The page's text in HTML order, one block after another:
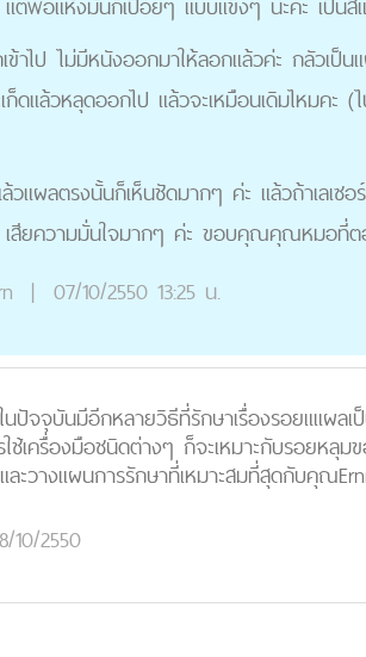
าไป ไม่มีหนังออกมาให้ลอกแล้วค่ะ กลัวเป็
ก็ดแล้วหลุดออกไป แล้วจะเหมือนเดิมไหมค
แผลตรงนั้นก็เห็นชัดมากๆ ค่ะ แล้วถ้าเลเซอ
สียความมั่นใจมากๆ ค่ะ ขอบคุณคุณหมอที่ต
| 07/10/2550 13:25 น.
ปัจจุบันมีอีกหลายวิธีที่รักษาเรื่องรอยแแผลเ
ใช้เครื่องมือชนิดต่างๆ ก็จะเหมาะกับรอยห
ะวางแผนการรักษาที่เหมาะสมที่สุดกับคุณ
10/2550